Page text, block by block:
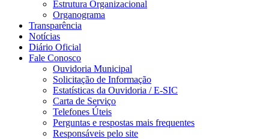
Estrutura Organizacional
Organograma
Transparência
Notícias
Diário Oficial
Fale Conosco
Ouvidoria Municipal
Solicitação de Informação
Estatísticas da Ouvidoria / E-SIC
Carta de Serviço
Telefones Úteis
Perguntas e respostas mais frequentes
Responsáveis pelo site